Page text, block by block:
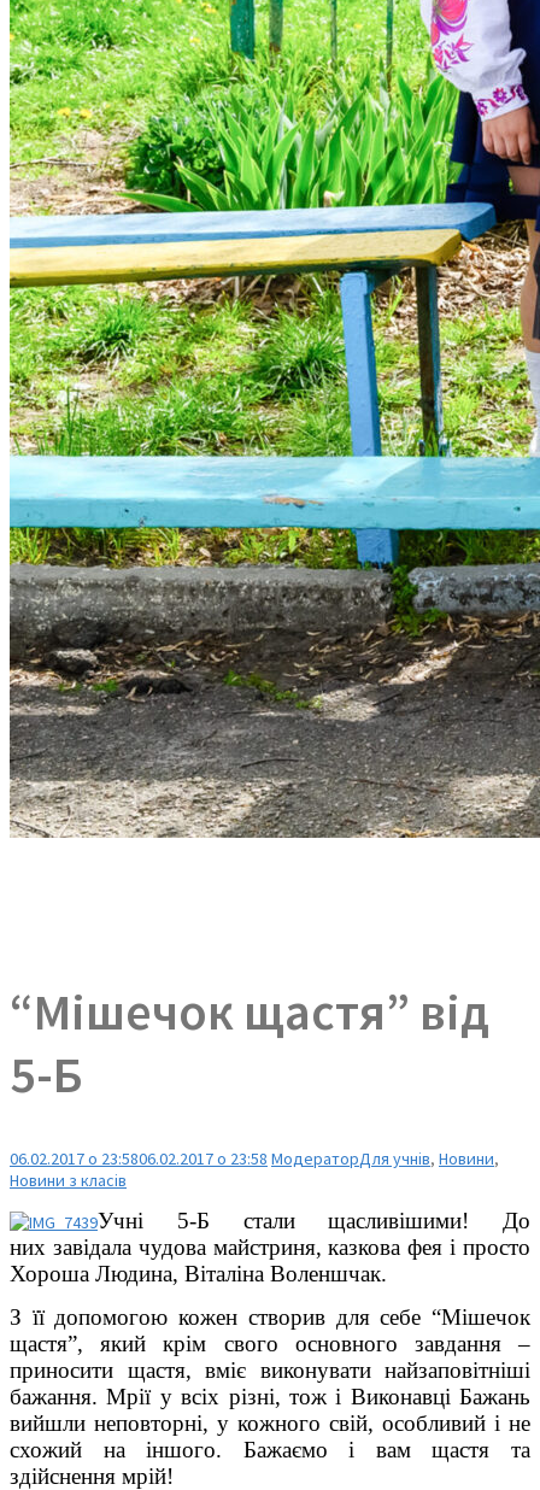
“Мішечок щастя” від
5-Б
06.02.2017 о 23:5806.02.2017 о 23:58 МодераторДля учнів, Новини,
Новини з класів
Учні 5-Б стали щасливішими! До
них завідала чудова майстриня, казкова фея і просто
Хороша Людина, Віталіна Воленшчак.
З її допомогою кожен створив для себе “Мішечок
щастя”, який крім свого основного завдання –
приносити щастя, вміє виконувати найзаповітніші
бажання. Мрії у всіх різні, тож і Виконавці Бажань
вийшли неповторні, у кожного свій, особливий і не
схожий на іншого. Бажаємо і вам щастя та
здійснення мрій!